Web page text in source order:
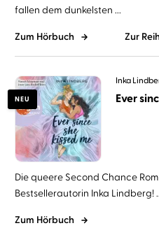
fallen dem dunkelsten ...
Zum Hörbuch Zur
NEU
Inka
Ever
Die queere Second Chance
Bestsellerautorin Inka Lindberg!
Zum Hörbuch